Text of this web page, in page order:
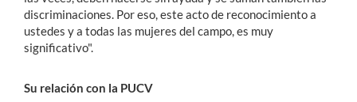
discriminaciones. Por eso, este acto de reconocimiento a
ustedes y a todas las mujeres del campo, es muy
significativo".
Su relación con la PUCV